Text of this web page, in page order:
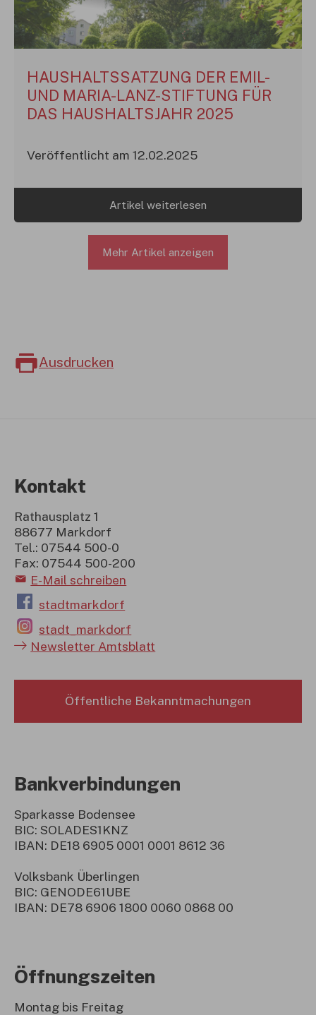
HAUSHALTSSATZUNG DER EMIL-
UND MARIA-LANZ-STIFTUNG FÜR
DAS HAUSHALTSJAHR 2025
Veröffentlicht am 12.02.2025
Artikel weiterlesen
Mehr Artikel anzeigen
Ausdrucken
Kontakt
Rathausplatz 1
88677 Markdorf
Tel.: 07544 500-0
Fax: 07544 500-200
E-Mail schreiben
stadtmarkdorf
stadt_markdorf
Newsletter Amtsblatt
Öffentliche Bekanntmachungen
Bankverbindungen
Sparkasse Bodensee
BIC: SOLADES1KNZ
IBAN: DE18 6905 0001 0001 8612 36
Volksbank Überlingen
BIC: GENODE61UBE
IBAN: DE78 6906 1800 0060 0868 00
Öffnungszeiten
Montag bis Freitag